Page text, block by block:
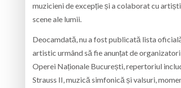
muzicieni de excepție și a colaborat cu
scene ale lumii.
Deocamdată, nu a fost publicată lista
artistic urmând să fie anunțat de
Operei Naționale București, repertoriul
Strauss II, muzică simfonică și valsuri,